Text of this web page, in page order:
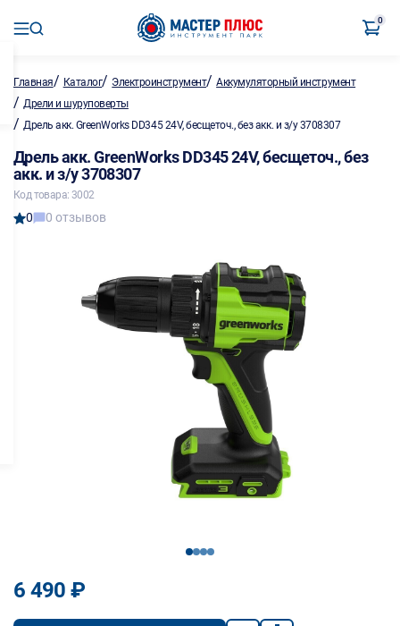
0
Главная/ Каталог/ Электроинструмент/Аккумуляторный инструмент
/ Дрели и шуруповерты
/ Дрель акк. GreenWorks DD345 24V, бесщеточ., без акк. и з/у 3708307
Дрель акк. GreenWorks DD345 24V, бесщеточ., без
акк. и з/у 3708307
Код товара: 3002
0 0 отзывов
1234
6 490 ₽